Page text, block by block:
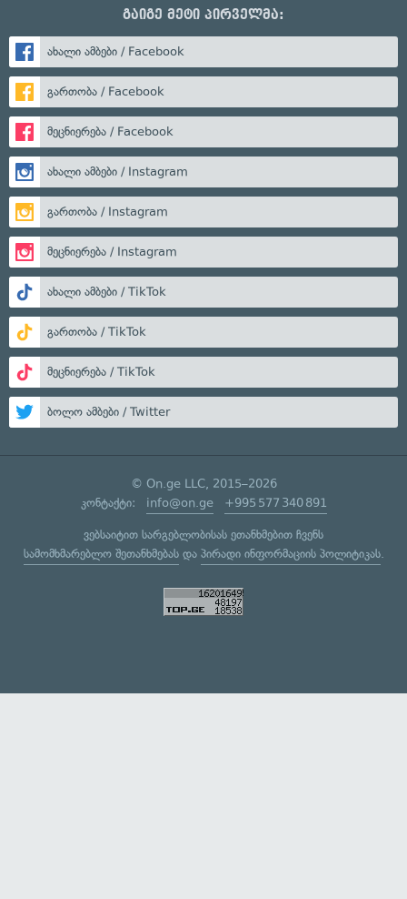
გაიგე მეტი პირველმა:
ახალი ამბები / Facebook
გართობა / Facebook
მეცნიერება / Facebook
ახალი ამბები / Instagram
გართობა / Instagram
მეცნიერება / Instagram
ახალი ამბები / TikTok
გართობა / TikTok
მეცნიერება / TikTok
ბოლო ამბები / Twitter
© On.ge LLC, 2015–2026
კონტაქტი: info@on.ge +995 577 340 891
ვებსაიტით სარგებლობისას ეთანხმებით ჩვენს
სამომხმარებლო შეთანხმებასდა პირადი ინფორმაციის პოლიტიკას.